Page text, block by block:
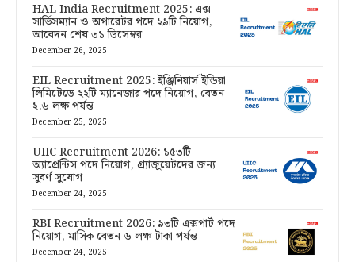
HAL India Recruitment 2025: এক্স-
সার্ভিসম্যান ও অপারেটর পদে ২৯টি নিয়োগ,
আবেদন শেষ ৩১ ডিসেম্বর
December 26, 2025
EIL Recruitment 2025: ইঞ্জিনিয়ার্স ইন্ডিয়া
লিমিটেডে ২২টি ম্যানেজার পদে নিয়োগ, বেতন
২.৬ লক্ষ পর্যন্ত
December 25, 2025
UIIC Recruitment 2026: ১৫৩টি
অ্যাপ্রেন্টিস পদে নিয়োগ, গ্র্যাজুয়েটদের জন্য
সুবর্ণ সুযোগ
December 24, 2025
RBI Recruitment 2026: ৯৩টি এক্সপার্ট পদে
নিয়োগ, মাসিক বেতন ৬ লক্ষ টাকা পর্যন্ত
December 24, 2025